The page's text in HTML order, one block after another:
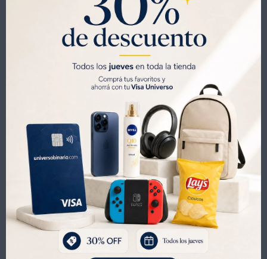

Métodos y costos de envíos
Productos que te pueden interesar